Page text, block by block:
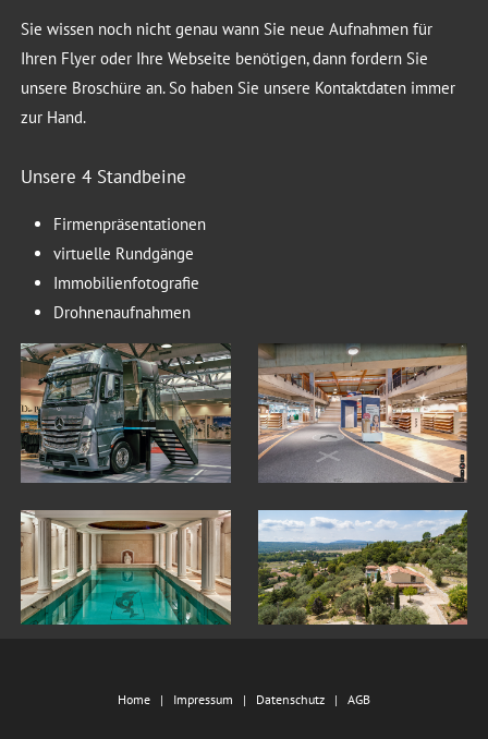
Sie wissen noch nicht genau wann Sie neue Aufnahmen für
Ihren Flyer oder Ihre Webseite benötigen, dann fordern Sie
unsere Broschüre an. So haben Sie unsere Kontaktdaten immer
zur Hand.
Unsere 4 Standbeine
Firmenpräsentationen
virtuelle Rundgänge
Immobilienfotografie
Drohnenaufnahmen
Home Impressum Datenschutz AGB